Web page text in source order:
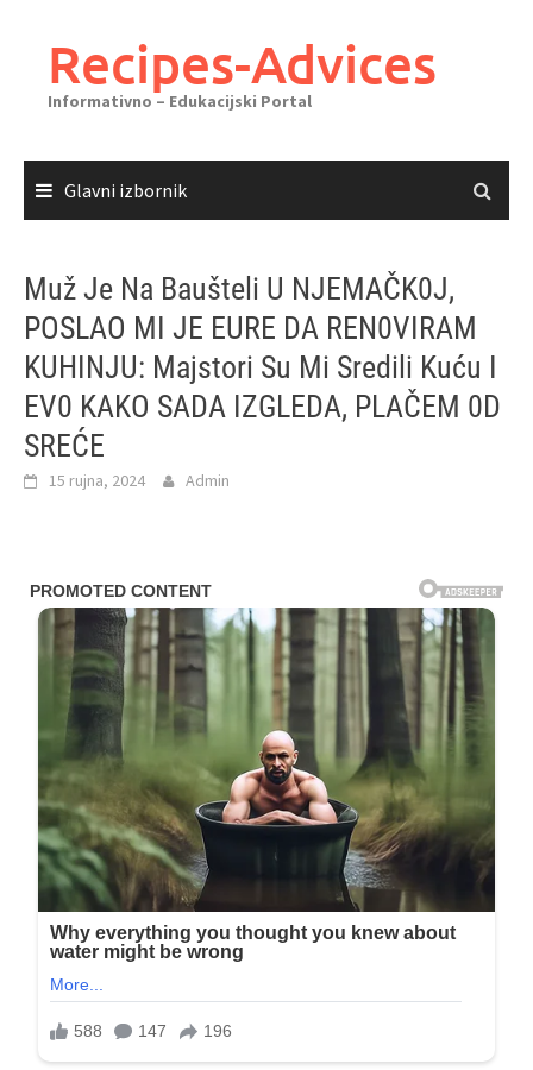
sadržajaRecipes-Advices
Informativno – Edukacijski Portal
Glavni izbornik
Muž Je Na Baušteli U NJEMAČK0J,
POSLAO MI JE EURE DA REN0VIRAM
KUHINJU: Majstori Su Mi Sredili Kuću I
EV0 KAKO SADA IZGLEDA, PLAČEM 0D
SREĆE
15 rujna, 2024 Admin